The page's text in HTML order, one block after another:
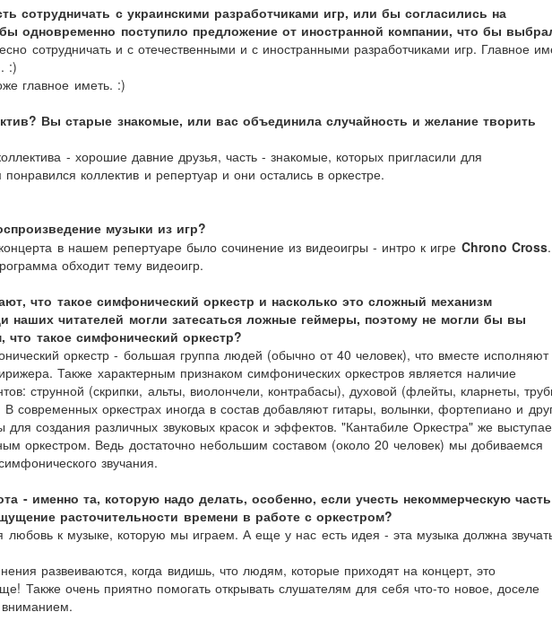
сотрудничать с украинскими разработчиками игр, или бы согласились на
одновременно поступило предложение от иностранной компании, что бы
сотрудничать и с отечественными и с иностранными разработчиками игр. Главное
:)
главное иметь. :)
Вы старые знакомые, или вас объединила случайность и желание творить
- хорошие давние друзья, часть - знакомые, которых пригласили для
коллектив и репертуар и они остались в оркестре.
музыки из игр?
в нашем репертуаре было сочинение из видеоигры - интро к игре Chrono Cross
обходит тему видеоигр.
что такое симфонический оркестр и насколько это сложный механизм
наших читателей могли затесаться ложные геймеры, поэтому не могли бы вы
что такое симфонический оркестр?
оркестр - большая группа людей (обычно от 40 человек), что вместе исполняют
Также характерным признаком симфонических оркестров является наличие
струнной (скрипки, альты, виолончели, контрабасы), духовой (флейты, кларнеты,
современных оркестрах иногда в состав добавляют гитары, волынки, фортепиано и
для создания различных звуковых красок и эффектов. "Кантабиле Оркестра" же
оркестром. Ведь достаточно небольшим составом (около 20 человек) мы добиваемся
звучания.
- именно та, которую надо делать, особенно, если учесть некоммерческую часть
расточительности времени в работе с оркестром?
любовь к музыке, которую мы играем. А еще у нас есть идея - эта музыка должна
развеиваются, когда видишь, что людям, которые приходят на концерт, это
Также очень приятно помогать открывать слушателям для себя что-то новое, доселе